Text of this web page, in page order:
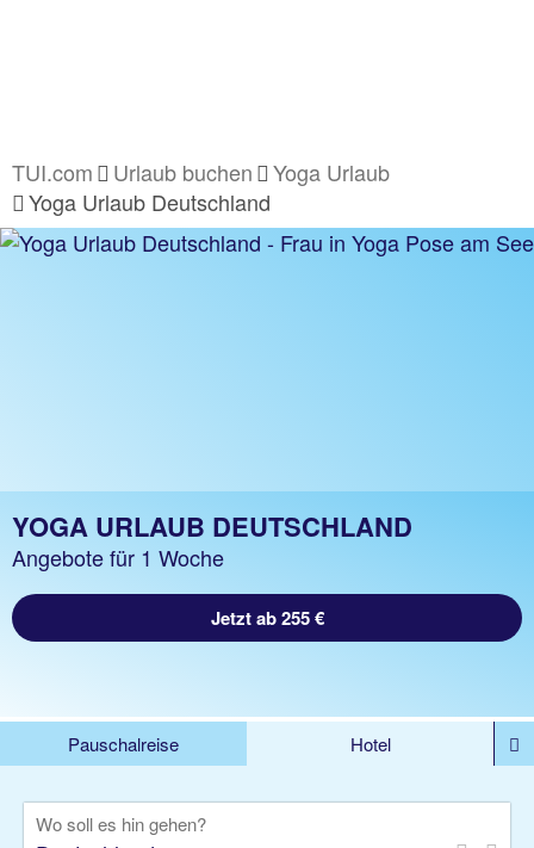
TUI.com Urlaub buchen
Yoga Urlaub
Yoga Urlaub Deutschland
YOGA URLAUB DEUTSCHLAND
Angebote für 1 Woche
Jetzt ab 255 €
Pauschalreise
Hotel
Kreuzfahrten
Rundreisen
Wo soll es hin gehen?